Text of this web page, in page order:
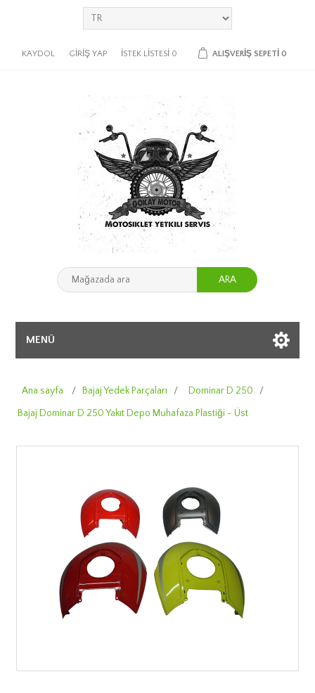
KAYDOL GIRIŞ YAP İSTEK LISTESI 0 ALIŞVERIŞ SEPETI 0
ARA
MENÜ
Ana sayfa / Bajaj Yedek Parçaları / Dominar D 250
/
Bajaj Dominar D 250 Yakıt Depo Muhafaza Plastiği - Üst